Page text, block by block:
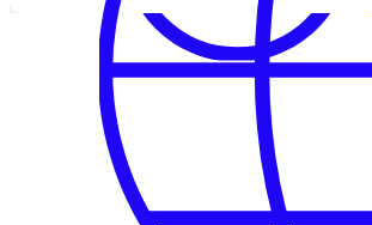
Descargar
Refuerce su empresa con información y